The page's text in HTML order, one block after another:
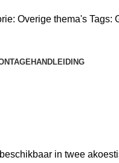
Overige thema's Tags:
in twee